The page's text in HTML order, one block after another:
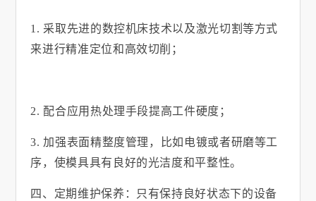
1. 采取先进的数控机床技术以及激光切割等方式
来进行精准定位和高效切削；
2. 配合应用热处理手段提高工件硬度；
3.加强表面精整度管理，比如电镀或者研磨等工
序，使模具具有良好的光洁度和平整性。
四、定期维护保养：只有保持良好状态下的设备